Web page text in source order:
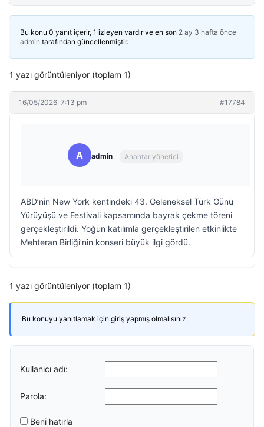
Bu konu 0 yanıt içerir, 1 izleyen vardır ve en son 2 ay 3 hafta önce
admin tarafından güncellenmiştir.
1 yazı görüntüleniyor (toplam 1)
16/05/2026: 7:13 pm #17784
A admin Anahtar yönetici
ABD’nin New York kentindeki 43. Geleneksel Türk Günü
Yürüyüşü ve Festivali kapsamında bayrak çekme töreni
gerçekleştirildi. Yoğun katılımla gerçekleştirilen etkinlikte
Mehteran Birliği’nin konseri büyük ilgi gördü.
1 yazı görüntüleniyor (toplam 1)
Bu konuyu yanıtlamak için giriş yapmış olmalısınız.
Kullanıcı adı:
Parola:
Beni hatırla